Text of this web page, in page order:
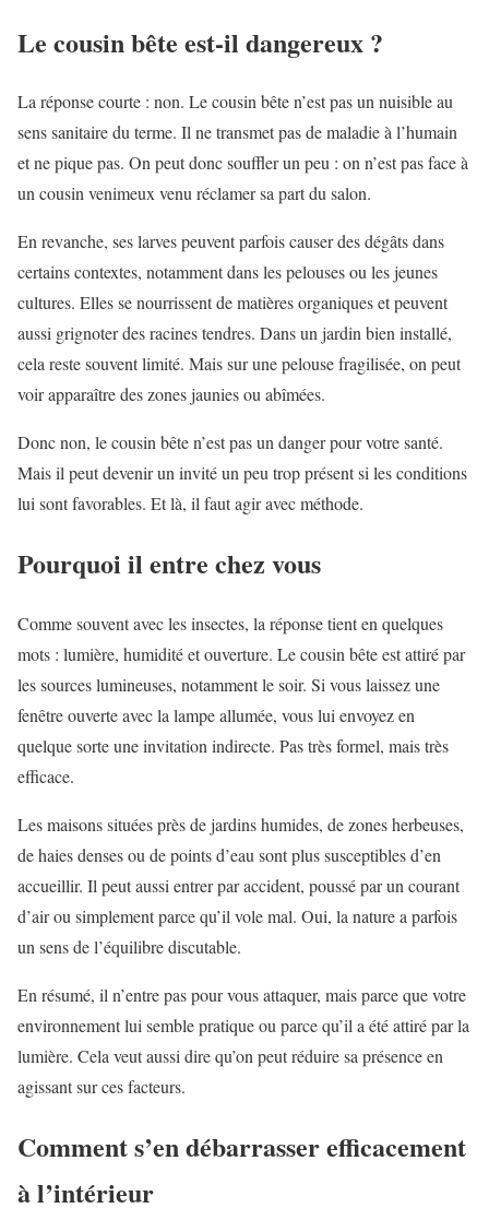
Le cousin bête est-il dangereux ?
La réponse courte : non. Le cousin bête n’est pas un nuisible au
sens sanitaire du terme. Il ne transmet pas de maladie à l’humain
et ne pique pas. On peut donc souffler un peu : on n’est pas face à
un cousin venimeux venu réclamer sa part du salon.
En revanche, ses larves peuvent parfois causer des dégâts dans
certains contextes, notamment dans les pelouses ou les jeunes
cultures. Elles se nourrissent de matières organiques et peuvent
aussi grignoter des racines tendres. Dans un jardin bien installé,
cela reste souvent limité. Mais sur une pelouse fragilisée, on peut
voir apparaître des zones jaunies ou abîmées.
Donc non, le cousin bête n’est pas un danger pour votre santé.
Mais il peut devenir un invité un peu trop présent si les conditions
lui sont favorables. Et là, il faut agir avec méthode.
Pourquoi il entre chez vous
Comme souvent avec les insectes, la réponse tient en quelques
mots : lumière, humidité et ouverture. Le cousin bête est attiré par
les sources lumineuses, notamment le soir. Si vous laissez une
fenêtre ouverte avec la lampe allumée, vous lui envoyez en
quelque sorte une invitation indirecte. Pas très formel, mais très
efficace.
Les maisons situées près de jardins humides, de zones herbeuses,
de haies denses ou de points d’eau sont plus susceptibles d’en
accueillir. Il peut aussi entrer par accident, poussé par un courant
d’air ou simplement parce qu’il vole mal. Oui, la nature a parfois
un sens de l’équilibre discutable.
En résumé, il n’entre pas pour vous attaquer, mais parce que votre
environnement lui semble pratique ou parce qu’il a été attiré par la
lumière. Cela veut aussi dire qu’on peut réduire sa présence en
agissant sur ces facteurs.
Comment s’en débarrasser efficacement
à l’intérieur